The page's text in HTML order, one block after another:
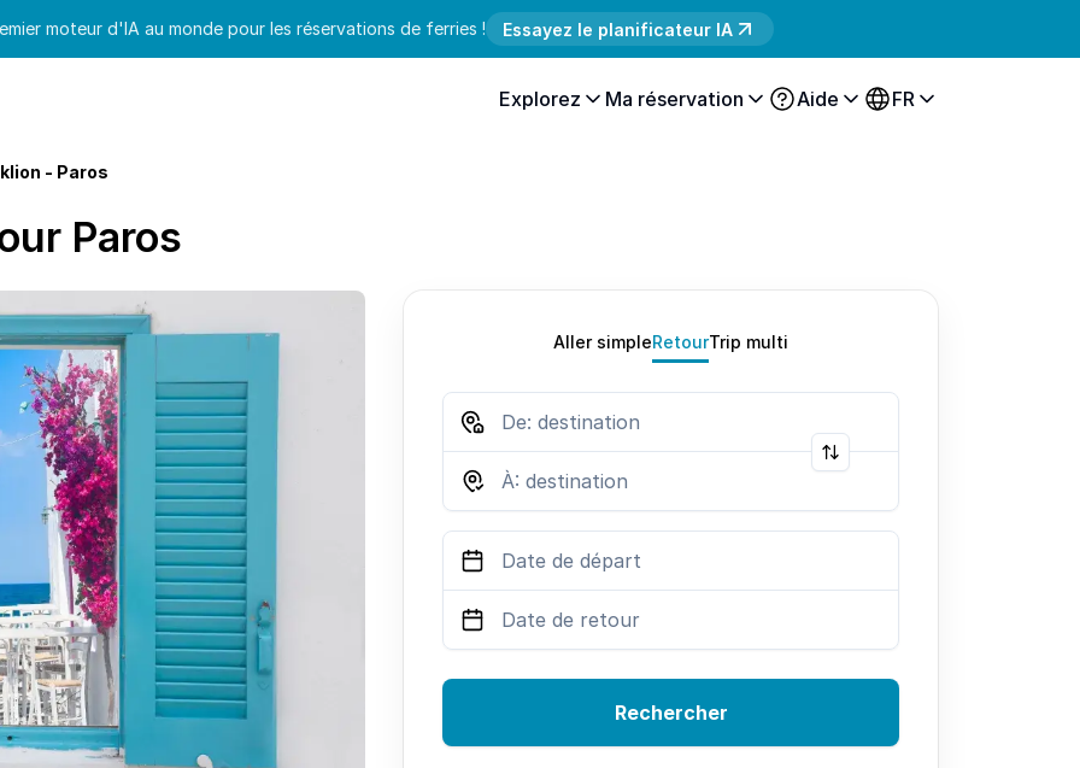
moteur d'IA au monde pour les réservations de ferries ! Essayez le planificateur IA
Explorez Ma réservation Aide FR
- Paros
Paros
Aller simpleRetourTrip multi
Rechercher